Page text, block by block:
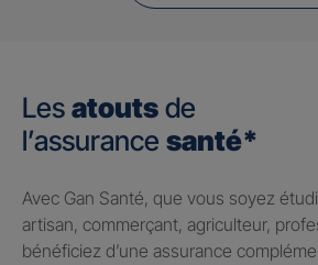
Les atouts de
l’assurance santé*
Avec Gan Santé, que vous soyez
artisan, commerçant, agriculteur,
bénéficiez d’une assurance